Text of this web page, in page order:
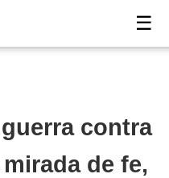
☰
contra
de fe,